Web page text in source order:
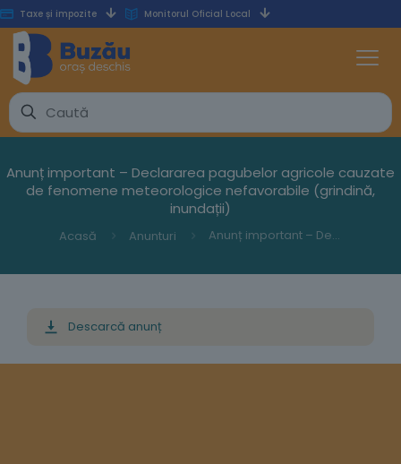
Taxe și impozite Monitorul Oficial Local
Anunț important – Declararea pagubelor agricole cauzate
de fenomene meteorologice nefavorabile (grindină,
inundații)
Acasă Anunturi Anunț important – Declararea pagubelor agricole cauzate de fenomene meteorologice nefavorabile (grindină, inundații)
Descarcă anunț